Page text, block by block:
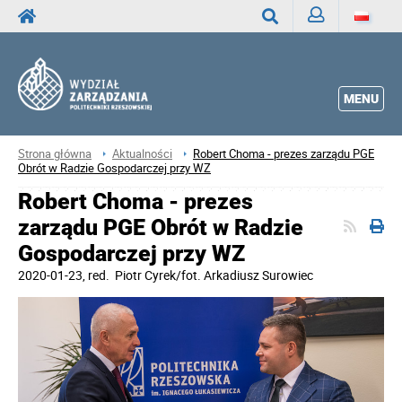
MENU
Strona główna Aktualności
Robert Choma - prezes zarządu PGE
Obrót w Radzie Gospodarczej przy WZ
Robert Choma - prezes
zarządu PGE Obrót w Radzie
Gospodarczej przy WZ
2020-01-23, red. Piotr Cyrek/fot. Arkadiusz Surowiec